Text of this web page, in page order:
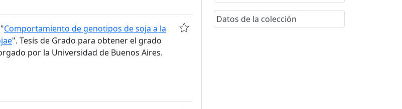
Datos de la colección
Comportamiento de genotipos de soja a la
". Tesis de Grado para obtener el grado
por la Universidad de Buenos Aires.